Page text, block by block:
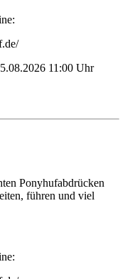
11:00 Uhr
Ponyhufabdrücken
führen und viel